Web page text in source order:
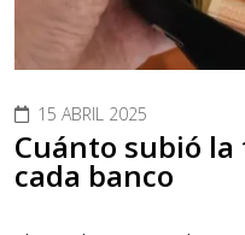
15 ABRIL 2025
Cuánto subió
cada banco